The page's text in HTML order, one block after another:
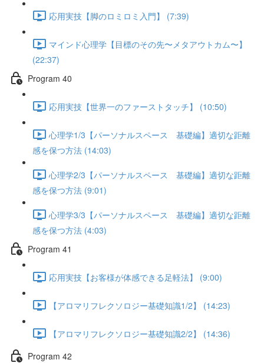
応用実技【脚のロミロミ入門】 (7:39)
マインド心理学【目標のその先〜メタアウトカム〜】
(22:37)
Program 40
応用実技【世界一のファーストタッチ】 (10:50)
心理学1/3【パーソナルスペース 基礎編】適切な距離
感を保つ方法 (14:03)
心理学2/3【パーソナルスペース 基礎編】適切な距離
感を保つ方法 (9:01)
心理学3/3【パーソナルスペース 基礎編】適切な距離
感を保つ方法 (4:03)
Program 41
応用実技【お客様が体感できる足軽法】 (9:00)
【アロマリフレクソロジー基礎知識1/2】 (14:23)
【アロマリフレクソロジー基礎知識2/2】 (14:36)
Program 42